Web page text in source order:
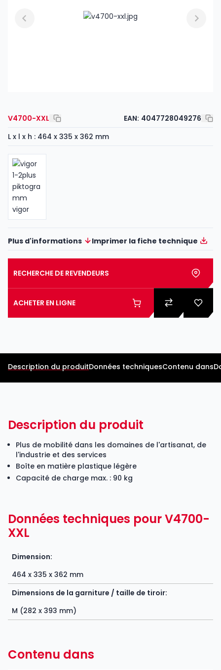
V4700-XXL EAN: 4047728049276
L x l x h : 464 x 335 x 362 mm
Plus d'informations Imprimer la fiche technique
RECHERCHE DE REVENDEURS
ACHETER EN LIGNE
Description du produitDonnées techniquesContenu dans
Description du produit
Plus de mobilité dans les domaines de l'artisanat, de
l'industrie et des services
Boîte en matière plastique légère
Capacité de charge max. : 90 kg
Données techniques pour V4700-
XXL
Dimension:
464 x 335 x 362 mm
Dimensions de la garniture / taille de tiroir:
M (282 x 393 mm)
Contenu dans